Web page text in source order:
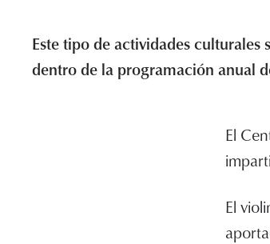
Este tipo de actividades culturales
dentro de la programación anual
El
El